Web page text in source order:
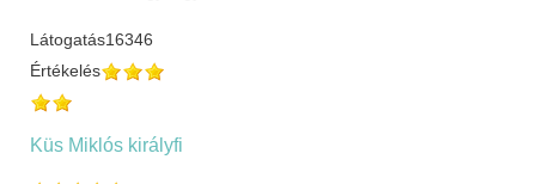
Látogatás16346
Értékelés
Küs Miklós királyfi